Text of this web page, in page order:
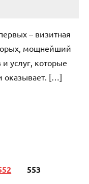
– визитная
мощнейший
услуг, которые
оказывает. […]
553